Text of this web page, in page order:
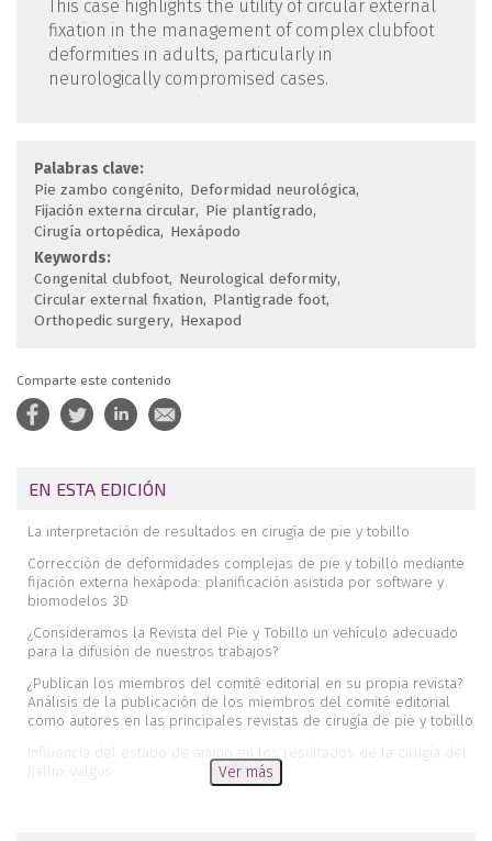
This case highlights the utility of circular external
fixation in the management of complex clubfoot
deformities in adults, particularly in
neurologically compromised cases.
Palabras clave:
Pie zambo congénito
Deformidad neurológica
Fijación externa circular Pie plantígrado
Cirugía ortopédica Hexápodo
Keywords:
Congenital clubfoot Neurological deformity
Circular external fixation
Plantigrade foot
Orthopedic surgery Hexapod
Comparte este contenido
EN ESTA EDICIÓN
La interpretación de resultados en cirugía de pie y tobillo
Corrección de deformidades complejas de pie y tobillo mediante
fijación externa hexápoda: planificación asistida por software y
biomodelos 3D
¿Consideramos la Revista del Pie y Tobillo un vehículo adecuado
para la difusión de nuestros trabajos?
¿Publican los miembros del comité editorial en su propia revista?
Análisis de la publicación de los miembros del comité editorial
como autores en las principales revistas de cirugía de pie y tobillo
Influencia del estado de ánimo en los resultados de la cirugía del
hallux valgus
Ver más